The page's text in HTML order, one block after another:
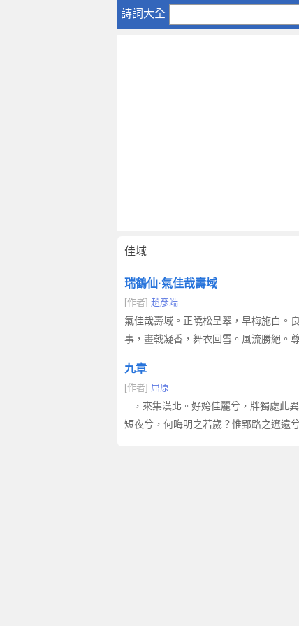
詩詞大全
佳
佳域
瑞鶴仙·氣佳哉壽域
[作者] 趙彥端
氣佳哉壽域。正曉松呈翠，早梅施白。
事，畫戟凝香，舞衣回雪。風流勝絕。
九章
[作者] 屈原
...，來集漢北。好姱佳麗兮，牉獨處此
短夜兮，何晦明之若歲？惟郢路之遼遠